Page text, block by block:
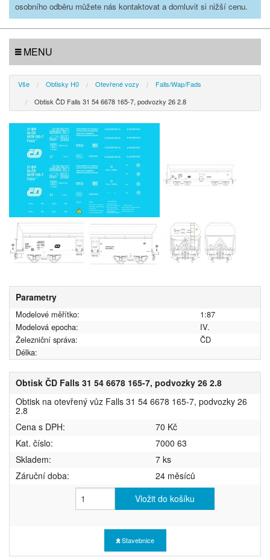
osobního odběru můžete nás kontaktovat a domluvit si nižší cenu.
MENU
Vše Obtisky H0 Otevřené vozy
Falls/Wap/Fads
Obtisk ČD Falls 31 54 6678 165-7, podvozky 26 2.8
Parametry
Modelové měřítko:
1:87
Modelová epocha:
IV.
Železniční správa:
ČD
Délka:
Obtisk ČD Falls 31 54 6678 165-7, podvozky 26 2.8
Obtisk na otevřený vůz Falls 31 54 6678 165-7, podvozky 26
2.8
Cena s DPH:
70 Kč
Kat. číslo:
7000 63
Skladem:
7 ks
Záruční doba:
24 měsíců
Vložit do košíku
Stavebnice